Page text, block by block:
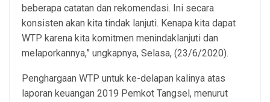
beberapa catatan dan rekomendasi. Ini secara
konsisten akan kita tindak lanjuti. Kenapa kita dapat
WTP karena kita komitmen menindaklanjuti dan
melaporkannya,” ungkapnya, Selasa, (23/6/2020).
Penghargaan WTP untuk ke-delapan kalinya atas
laporan keuangan 2019 Pemkot Tangsel, menurut